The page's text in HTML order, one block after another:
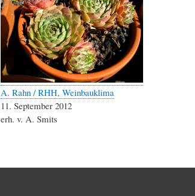
A. Rahn / RHH, Weinbauklima
11. September 2012
erh. v. A. Smits